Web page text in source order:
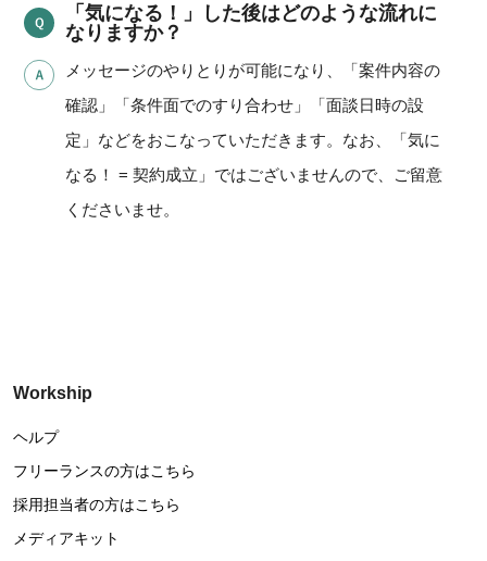
「気になる！」した後はどのような流れに
なりますか？
メッセージのやりとりが可能になり、「案件内容の
確認」「条件面でのすり合わせ」「面談日時の設
定」などをおこなっていただきます。なお、「気に
なる！ = 契約成立」ではございませんので、ご留意
くださいませ。
Workship
ヘルプ
フリーランスの方はこちら
採用担当者の方はこちら
メディアキット